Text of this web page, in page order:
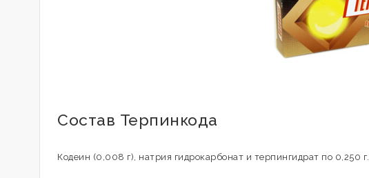
Состав Терпинкода
Кодеин (0,008 г), натрия гидрокарбонат и терпингидрат по 0,250 г.